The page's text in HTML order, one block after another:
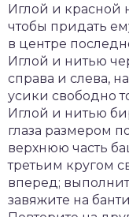
Иглой и красной
чтобы придать
в центре
Иглой и нитью
справа и слева,
усики свободно
Иглой и нитью
глаза размером
верхнюю часть
третьим кругом
вперед;
завяжите на